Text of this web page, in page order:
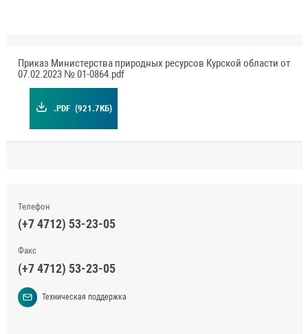
Приказ Министерства природных ресурсов Курской области от
07.02.2023 № 01-0864.pdf
.PDF (921.7КБ)
Телефон
(+7 4712) 53-23-05
Факс
(+7 4712) 53-23-05
Техническая поддержка